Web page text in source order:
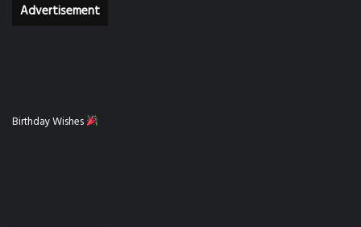
Advertisement
Birthday Wishes